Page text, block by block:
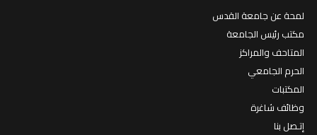
لمحة عن جامعة القدس
مكتب رئيس الجامعة
المتاحف والمراكز
الحرم الجامعي
المكتبات
وظائف شاغرة
إتـصل بنا